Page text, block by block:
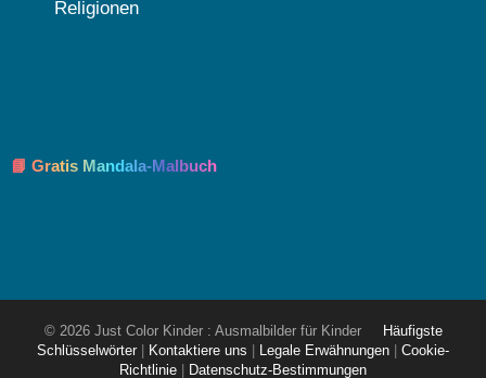
Religionen
📘 Gratis Mandala-Malbuch
© 2026 Just Color Kinder : Ausmalbilder für Kinder
Häufigste
Schlüsselwörter
Kontaktiere uns Legale Erwähnungen
Cookie-
Richtlinie
Datenschutz-Bestimmungen